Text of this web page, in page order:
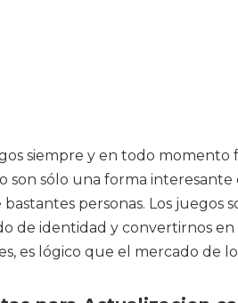
siempre y en todo
son sólo una forma
bastantes personas. Los
de identidad y convertirnos
es lógico que el mercado de